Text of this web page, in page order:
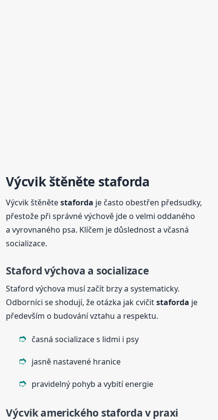
Výcvik štěněte staforda
Výcvik štěnětestaforda je často obestřen předsudky,
přestože při správné výchově jde o velmi oddaného
a vyrovnaného psa. Klíčem je důslednost a včasná
socializace.
Staford výchova a socializace
Staford výchova musí začít brzy a systematicky.
Odborníci se shodují, že otázka jak cvičitstaforda je
především o budování vztahu a respektu.
časná socializace s lidmi i psy
jasně nastavené hranice
pravidelný pohyb a vybití energie
Výcvik amerického staforda v praxi